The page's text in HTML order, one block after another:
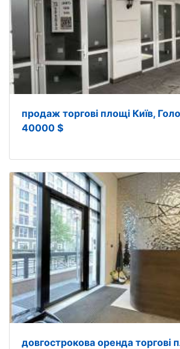
продаж торгові площі Київ,
40000 $
довгострокова оренда торгові